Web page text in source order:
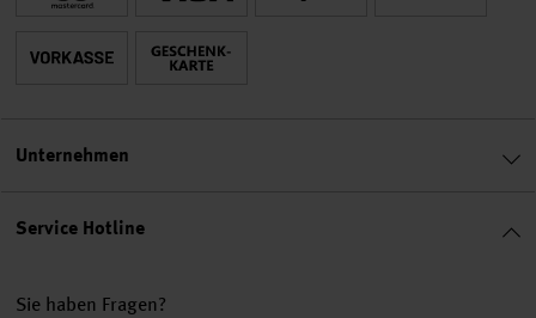
Service Hotline
Sie haben Fragen?
Unternehmen